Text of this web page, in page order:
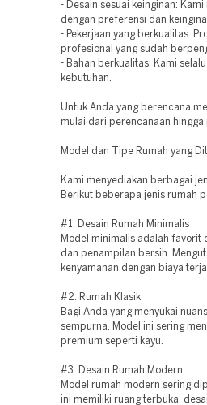
- Desain sesuai keinginan:
dengan preferensi dan
- Pekerjaan yang berkualitas:
profesional yang sudah
- Bahan berkualitas: Kami
kebutuhan.
Untuk Anda yang berencana
mulai dari perencanaan hingga
Model dan Tipe Rumah yang
Kami menyediakan berbagai
Berikut beberapa jenis rumah
#1. Desain Rumah Minimalis
Model minimalis adalah favorit
dan penampilan bersih.
kenyamanan dengan biaya
#2. Rumah Klasik
Bagi Anda yang menyukai
sempurna. Model ini sering
premium seperti kayu.
#3. Desain Rumah Modern
Model rumah modern sering
ini memiliki ruang terbuka,